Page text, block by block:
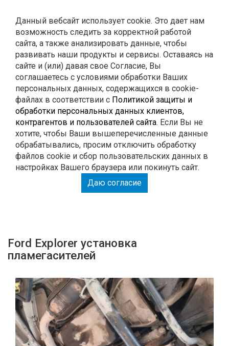
Данный вебсайт использует cookie. Это дает нам
возможность следить за корректной работой
сайта, а также анализировать данные, чтобы
развивать наши продукты и сервисы. Оставаясь на
сайте и (или) давая свое Согласие, Вы
соглашаетесь с условиями обработки Ваших
персональных данных, содержащихся в cookie-
файлах в соответствии с Политикой защиты и
обработки персональных данных клиентов,
контрагентов и пользователей сайта. Если Вы не
хотите, чтобы Ваши вышеперечисленные данные
обрабатывались, просим отключить обработку
файлов cookie и сбор пользовательских данных в
настройках Вашего браузера или покинуть сайт.
Даю согласие
Корзина
0
ГЛУШИТЕЛИ
РЕМОНТ
тюнинг
РАСПЕЧАТАЙ КУПОН И ПОЛУЧИ СКИДКУ НА
РАБОТУ 15%
Ford Explorer установка
пламегасителей